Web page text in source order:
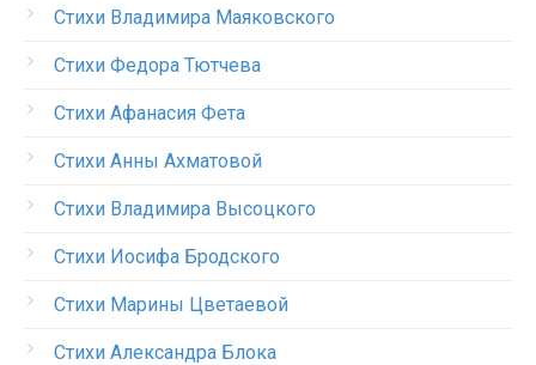
Стихи Владимира Маяковского
Стихи Федора Тютчева
Стихи Афанасия Фета
Стихи Анны Ахматовой
Стихи Владимира Высоцкого
Стихи Иосифа Бродского
Стихи Марины Цветаевой
Стихи Александра Блока